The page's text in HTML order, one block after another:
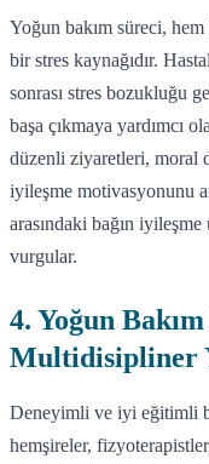
Yoğun bakım süreci,
bir stres kaynağıdır.
sonrası stres bozukluğu
başa çıkmaya yardımcı
düzenli ziyaretleri, moral
iyileşme motivasyonunu
arasındaki bağın
vurgular.
4. Yoğun
Multidisipliner
Deneyimli ve iyi eğitimli
hemşireler,